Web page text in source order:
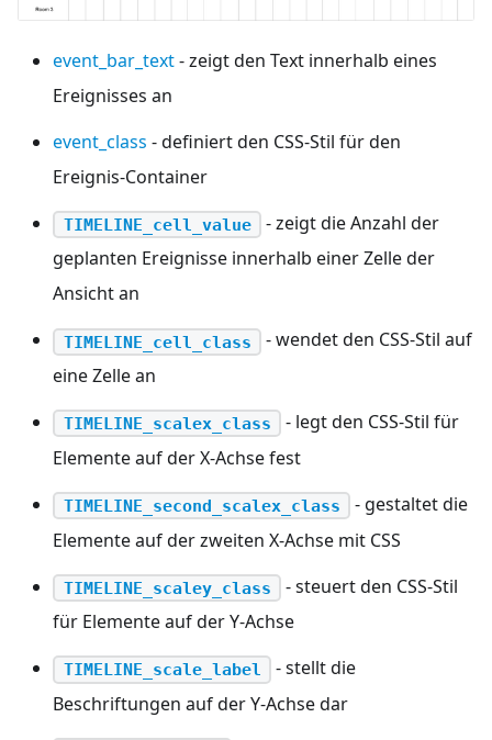
event_bar_text- zeigt den Text innerhalb eines
Ereignisses an
event_class - definiert den CSS-Stil für den
Ereignis-Container
TIMELINE_cell_value
- zeigt die Anzahl der
geplanten Ereignisse innerhalb einer Zelle der
Ansicht an
TIMELINE_cell_class
- wendet den CSS-Stil auf
eine Zelle an
TIMELINE_scalex_class
- legt den CSS-Stil für
Elemente auf der X-Achse fest
TIMELINE_second_scalex_class
- gestaltet die
Elemente auf der zweiten X-Achse mit CSS
TIMELINE_scaley_class
- steuert den CSS-Stil
für Elemente auf der Y-Achse
TIMELINE_scale_label
- stellt die
Beschriftungen auf der Y-Achse dar